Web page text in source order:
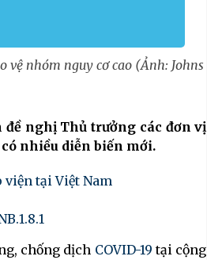
nhóm nguy cơ cao (Ảnh: Johns
đề nghị Thủ trưởng các đơn vị
nhiều diễn biến mới.
viện tại Việt Nam
chống dịch COVID-19 tại cộng